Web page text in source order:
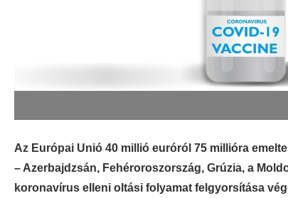
Az Európai Unió 40 millió euróról 75 millióra
– Azerbajdzsán, Fehéroroszország, Grúzia, a
koronavírus elleni oltási folyamat felgyorsítása